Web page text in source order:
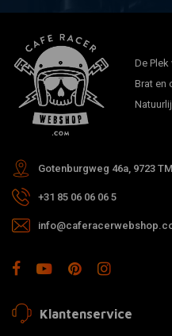
De Plek
Brat en
Gotenburgweg 46a, 9723
+31 85 06 06 06 5
Klantenservice